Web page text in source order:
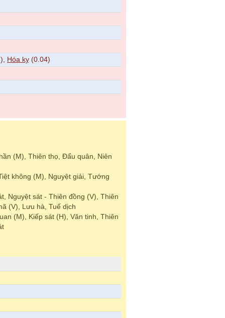
Hóa kỵ (0.04)
(M), Thiên thọ, Đẩu quân, Niên
không (M), Nguyệt giải, Tướng
Nguyệt sát - Thiên đồng (V), Thiên
(V), Lưu hà, Tuế dịch
(M), Kiếp sát (H), Văn tinh, Thiên